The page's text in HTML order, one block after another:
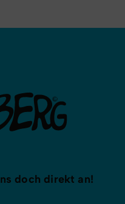
doch direkt an!